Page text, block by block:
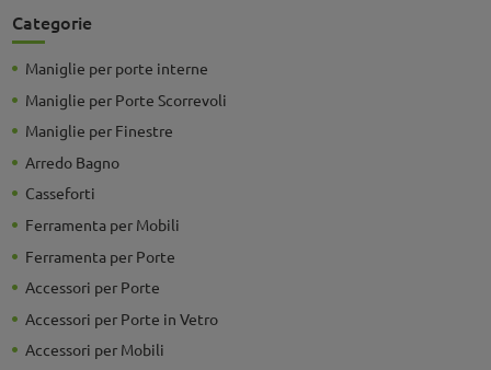
Categorie
Maniglie per porte interne
Maniglie per Porte Scorrevoli
Maniglie per Finestre
Arredo Bagno
Casseforti
Ferramenta per Mobili
Ferramenta per Porte
Accessori per Porte
Accessori per Porte in Vetro
Accessori per Mobili